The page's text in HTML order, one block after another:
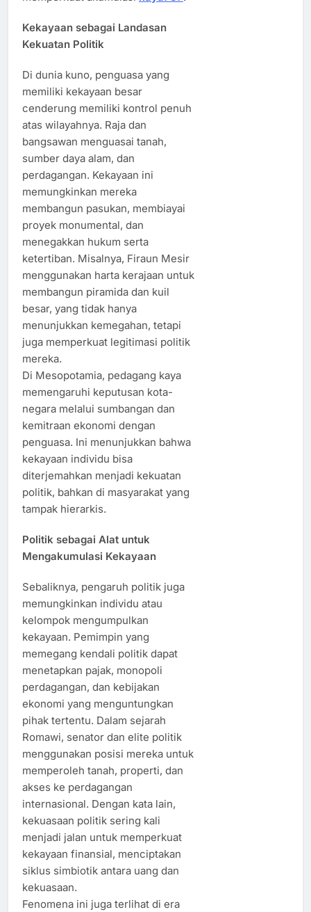
Kekayaan sebagai Landasan
Kekuatan Politik
Di dunia kuno, penguasa yang
memiliki kekayaan besar
cenderung memiliki kontrol penuh
atas wilayahnya. Raja dan
bangsawan menguasai tanah,
sumber daya alam, dan
perdagangan. Kekayaan ini
memungkinkan mereka
membangun pasukan, membiayai
proyek monumental, dan
menegakkan hukum serta
ketertiban. Misalnya, Firaun Mesir
menggunakan harta kerajaan untuk
membangun piramida dan kuil
besar, yang tidak hanya
menunjukkan kemegahan, tetapi
juga memperkuat legitimasi politik
mereka.
Di Mesopotamia, pedagang kaya
memengaruhi keputusan kota-
negara melalui sumbangan dan
kemitraan ekonomi dengan
penguasa. Ini menunjukkan bahwa
kekayaan individu bisa
diterjemahkan menjadi kekuatan
politik, bahkan di masyarakat yang
tampak hierarkis.
Politik sebagai Alat untuk
Mengakumulasi Kekayaan
Sebaliknya, pengaruh politik juga
memungkinkan individu atau
kelompok mengumpulkan
kekayaan. Pemimpin yang
memegang kendali politik dapat
menetapkan pajak, monopoli
perdagangan, dan kebijakan
ekonomi yang menguntungkan
pihak tertentu. Dalam sejarah
Romawi, senator dan elite politik
menggunakan posisi mereka untuk
memperoleh tanah, properti, dan
akses ke perdagangan
internasional. Dengan kata lain,
kekuasaan politik sering kali
menjadi jalan untuk memperkuat
kekayaan finansial, menciptakan
siklus simbiotik antara uang dan
kekuasaan.
Fenomena ini juga terlihat di era